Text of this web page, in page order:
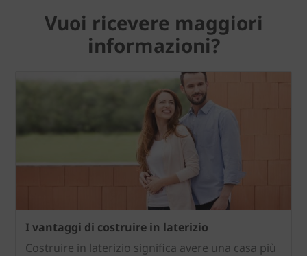
Vuoi ricevere maggiori
informazioni?
I vantaggi di costruire in laterizio
Costruire in laterizio significa avere una casa più